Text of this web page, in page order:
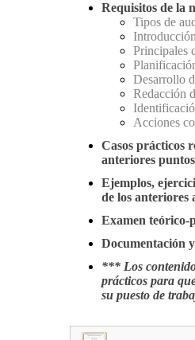
Requisitos de la
Tipos de
Principales
Desarrollo
Redacción
Acciones
Casos prácticos
anteriores
Ejemplos,
de los anteriores
Examen teórico-
Documentación
*** Los
prácticos para
su puesto de